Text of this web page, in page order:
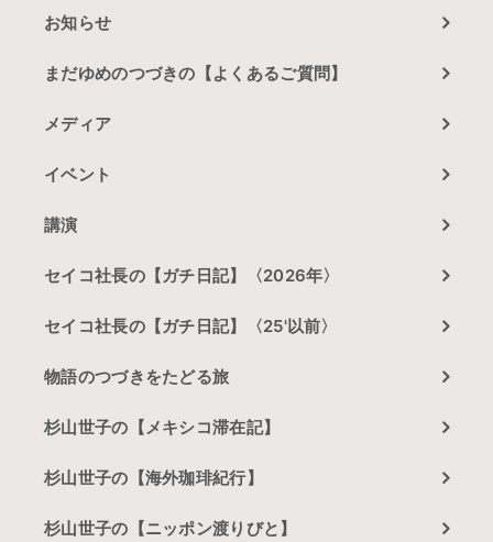
お知らせ
まだゆめのつづきの【よくあるご質問】
メディア
イベント
講演
セイコ社長の【ガチ日記】〈2026年〉
セイコ社長の【ガチ日記】〈25'以前〉
物語のつづきをたどる旅
杉山世子の【メキシコ滞在記】
杉山世子の【海外珈琲紀行】
杉山世子の【ニッポン渡りびと】